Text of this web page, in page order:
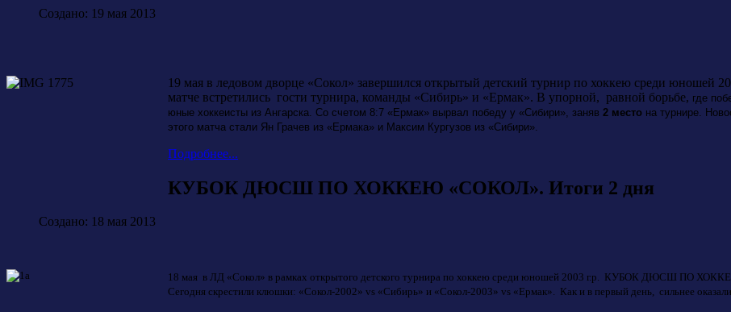
Создано: 19 мая 2013
19 мая в ледовом дворце «Сокол» завершился открытый детский турнир по хоккею среди
матче встретились гости турнира, команды «Сибирь» и «Ермак». В упорной, равной борьбе, где
юные хоккеисты из Ангарска. Со счетом 8:7 «Ермак» вырвал победу у «Сибири», заняв 2 место на турнире.
этого матча стали Ян Грачев из «Ермака» и Максим Кургузов из «Сибири».
Подробнее...
КУБОК ДЮСШ ПО ХОККЕЮ «СОКОЛ». Итоги 2 дня
Создано: 18 мая 2013
18 мая в ЛД «Сокол» в рамках открытого детского турнира по хоккею среди юношей 2003 г.р. КУБОК ДЮСШ ПО
Сегодня скрестили клюшки: «Сокол-2002» vs «Сибирь» и «Сокол-2003» vs «Ермак». Как и в первый день, сильнее